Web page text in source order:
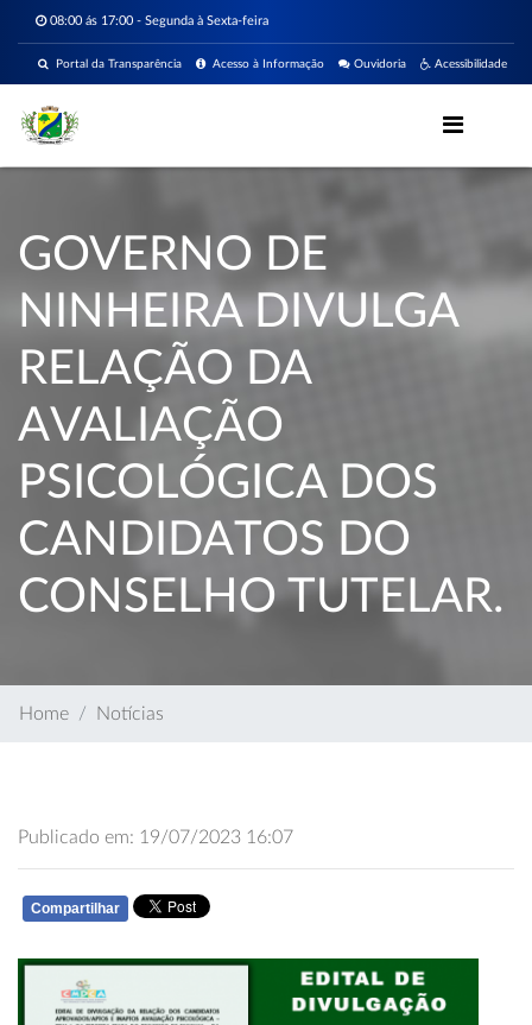
08:00 ás 17:00 - Segunda à Sexta-feira
Acessibilidade
Ouvidoria
Acesso à Informação
Portal da Transparência
GOVERNO DE
NINHEIRA DIVULGA
RELAÇÃO DA
AVALIAÇÃO
PSICOLÓGICA DOS
CANDIDATOS DO
CONSELHO TUTELAR.
Home Notícias
Publicado em: 19/07/2023 16:07
Compartilhar